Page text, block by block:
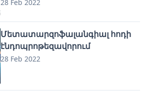
28 Feb 2022
Մետատարզոֆալանգիալ հոդի
էնդոպրոթեզավորում
28 Feb 2022